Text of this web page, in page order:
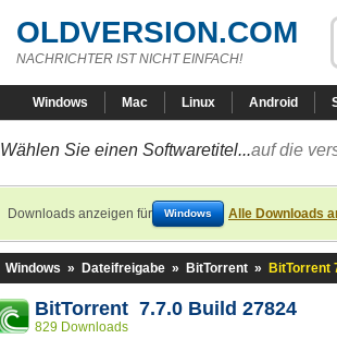
OLDVERSION.COM
NACHRICHTER IST NICHT EINFACH!
Windows Mac Linux Android
Wählen Sie einen Softwaretitel...auf die
Downloads anzeigen für Windows Alle Downloads
Windows » Dateifreigabe » BitTorrent » BitTorrent
BitTorrent 7.7.0 Build 27824
829 Downloads